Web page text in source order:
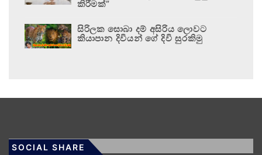
කිරීමක්”
සිරිලක සොබා දම් අසිරිය ලොවට
කියාපාන දිවියන් ගේ දිවි සුරකිමු
SOCIAL SHARE